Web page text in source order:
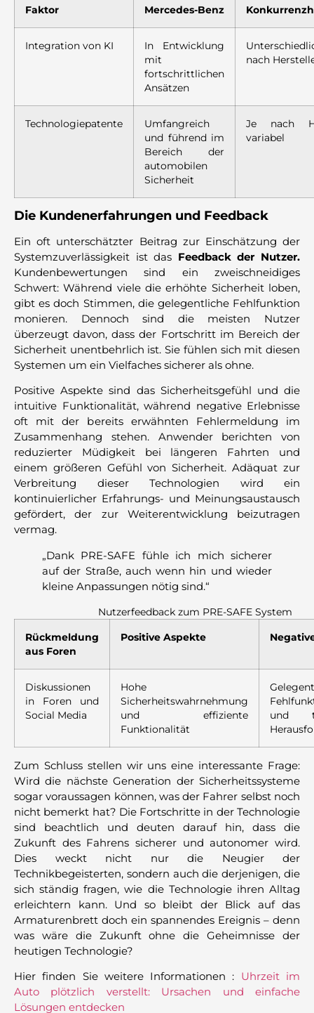
Faktor Mercedes-Benz
Integration von KI
In Entwicklung
mit
fortschrittlichen
Ansätzen
nach
Technologiepatente
Umfangreich
und führend im
Bereich der
automobilen
Sicherheit
Je nach
variabel
Die Kundenerfahrungen und Feedback
Ein oft unterschätzter Beitrag zur Einschätzung der
Systemzuverlässigkeit ist das Feedback der Nutzer.
Kundenbewertungen sind ein zweischneidiges
Schwert: Während viele die erhöhte Sicherheit loben,
gibt es doch Stimmen, die gelegentliche Fehlfunktion
monieren. Dennoch sind die meisten Nutzer
überzeugt davon, dass der Fortschritt im Bereich der
Sicherheit unentbehrlich ist. Sie fühlen sich mit diesen
Systemen um ein Vielfaches sicherer als ohne.
Positive Aspekte sind das Sicherheitsgefühl und die
intuitive Funktionalität, während negative Erlebnisse
oft mit der bereits erwähnten Fehlermeldung im
Zusammenhang stehen. Anwender berichten von
reduzierter Müdigkeit bei längeren Fahrten und
einem größeren Gefühl von Sicherheit. Adäquat zur
Verbreitung dieser Technologien wird ein
kontinuierlicher Erfahrungs- und Meinungsaustausch
gefördert, der zur Weiterentwicklung beizutragen
vermag.
„Dank PRE-SAFE fühle ich mich sicherer
auf der Straße, auch wenn hin und wieder
kleine Anpassungen nötig sind.“
Nutzerfeedback zum PRE-SAFE System
Rückmeldung
aus Foren
Positive Aspekte
Diskussionen
in Foren und
Social Media
Hohe
Sicherheitswahrnehmung
und effiziente
Funktionalität
und
Zum Schluss stellen wir uns eine interessante Frage:
Wird die nächste Generation der Sicherheitssysteme
sogar voraussagen können, was der Fahrer selbst noch
nicht bemerkt hat? Die Fortschritte in der Technologie
sind beachtlich und deuten darauf hin, dass die
Zukunft des Fahrens sicherer und autonomer wird.
Dies weckt nicht nur die Neugier der
Technikbegeisterten, sondern auch die derjenigen, die
sich ständig fragen, wie die Technologie ihren Alltag
erleichtern kann. Und so bleibt der Blick auf das
Armaturenbrett doch ein spannendes Ereignis – denn
was wäre die Zukunft ohne die Geheimnisse der
heutigen Technologie?
Hier finden Sie weitere Informationen : Uhrzeit im
Auto plötzlich verstellt: Ursachen und einfache
Lösungen entdecken